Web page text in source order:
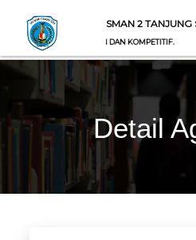
SMAN 2 TANJUNG
LINGKUNGAN DAN KOMPETITIF.
Detail